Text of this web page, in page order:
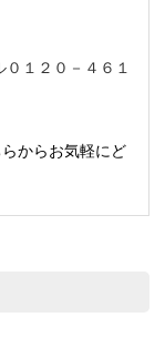
０１２０－４６１
からお気軽にど